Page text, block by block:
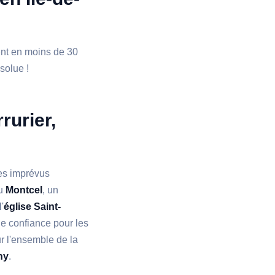
en moins de 30
!
imprévus
Montcel , un
église Saint-
confiance pour les
l'ensemble de la
.